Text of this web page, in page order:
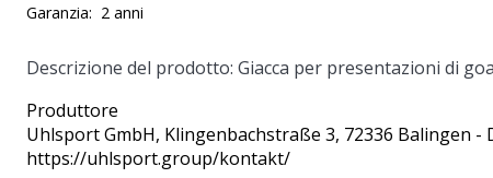
Garanzia: 2 anni
Descrizione del prodotto: Giacca per presentazioni di
Produttore
Uhlsport GmbH, Klingenbachstraße 3, 72336 Balingen -
https://uhlsport.group/kontakt/